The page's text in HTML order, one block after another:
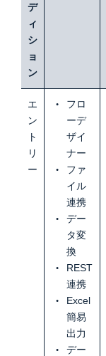
デ
ィ
シ
ョ
ン
エ
ン
ト
リ
ー
フロ
ーデ
ザイ
ナー
ファ
イル
連携
デー
タ変
換
REST
連携
Excel
簡易
出力
デー